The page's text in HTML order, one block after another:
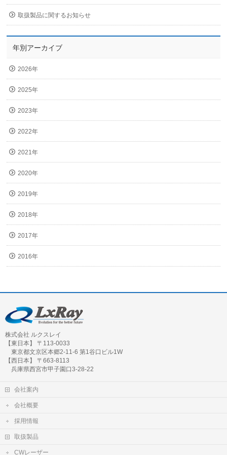
取扱製品に関するお知らせ
年別アーカイブ
2026年
2025年
2023年
2022年
2021年
2020年
2019年
2018年
2017年
2016年
株式会社 ルクスレイ
【東日本】 〒113-0033
東京都文京区本郷2-11-6 第1谷口ビル1W
【西日本】 〒663-8113
兵庫県西宮市甲子園口3-28-22
会社案内
会社概要
採用情報
取扱製品
CWレーザー